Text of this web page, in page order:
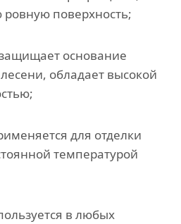
ровную поверхность;
основание
обладает высокой
для отделки
температурой
в любых